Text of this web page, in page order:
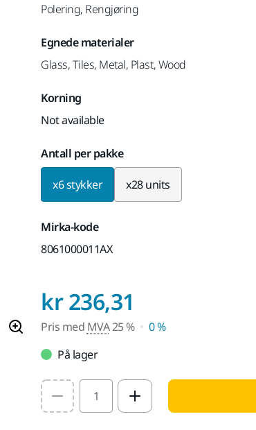
Polering, Rengjøring
Egnede materialer
Glass, Tiles, Metal, Plast, Wood
Korning
Not available
Antall per pakke
x6 stykker x28 units
Mirka-kode
8061000011AX
kr 236,31
Pris med MVA25 %
0 %
På lager
Select quantity value